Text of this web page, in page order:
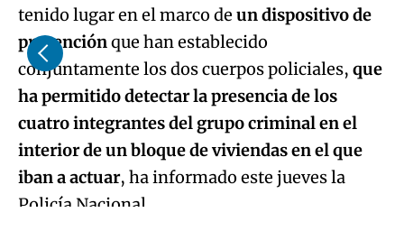
tenido lugar en el marco de un dispositivo de
prevenciónque han establecido
conjuntamente los dos cuerpos policiales, que
ha permitido detectar la presencia de los
cuatro integrantes del grupo criminal en el
interior de un bloque de viviendas en el que
iban a actuar, ha informado este jueves la
Policía Nacional.